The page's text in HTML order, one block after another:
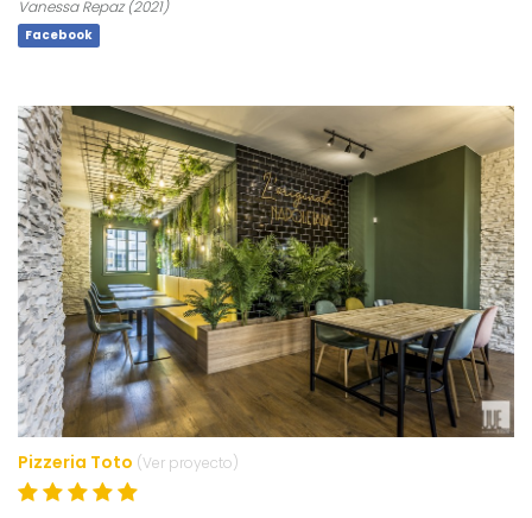
Vanessa Repaz (2021)
Facebook
Pizzeria Toto (Ver proyecto)